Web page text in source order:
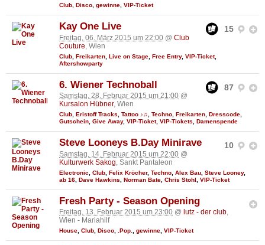
Club, Disco, gewinne, VIP-Ticket
15
Kay One Live
Freitag, 06. März 2015 um 22:00 @ Club
Couture, Wien
Club Freikarten Live on Stage Free Entry, VIP-Ticket,
Aftershowparty
87
6. Wiener Technoball
Samstag, 28. Februar 2015 um 21:00 @
Kursalon Hübner, Wien
Club, Eristoff Tracks, Tattoo ♪♫, Techno, Freikarten, Dresscode,
Gutschein, Give Away, VIP-Ticket, VIP-Tickets, Damenspende
10
Steve Looneys B.Day Minirave
Samstag, 14. Februar 2015 um 22:00 @
Kulturwerk Sakog , Sankt Pantaleon
Electronic Club Felix Kröcher, Techno Alex Bau Steve Looney,
ab 16 Dave Hawkins Norman Bate Chris Stohl VIP-Ticket
Fresh Party - Season Opening
Freitag, 13. Februar 2015 um 23:00 @ lutz - der club,
Wien - Mariahilf
House Club Disco .Pop. gewinne VIP-Ticket